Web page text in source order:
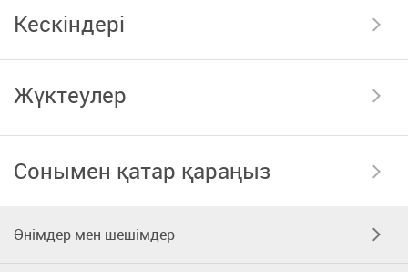
Кескіндері
Жүктеулер
Сонымен қатар қараңыз
Өнімдер мен шешімдер